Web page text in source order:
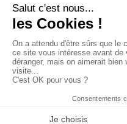
CGU © 2026 Akaze